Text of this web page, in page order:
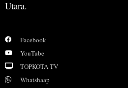
Utara.
Facebook
YouTube
TOPKOTA TV
Whatshaap